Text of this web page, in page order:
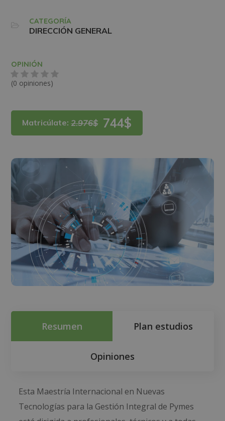
CATEGORÍA
DIRECCIÓN GENERAL
OPINIÓN
(0 opiniones)
Matricúlate:2.976$ 744$
Resumen Plan estudios
Opiniones
Esta Maestría Internacional en Nuevas
Tecnologías para la Gestión Integral de Pymes